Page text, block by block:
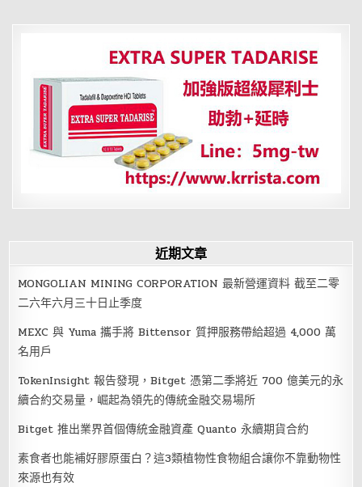
平
濃
縮
散
近期文章
MONGOLIAN MINING CORPORATION 最新營運資料 截至二零
二六年六月三十日止季度
MEXC 與 Yuma 攜手將 Bittensor 質押服務帶給超過 4,000 萬
名用戶
TokenInsight 報告發現，Bitget 憑第二季將近 700 億美元的永
續合約交易量，崛起為領先的傳統金融交易場所
Bitget 推出業界首個傳統金融資產 Quanto 永續期貨合約
素食者也能補好膠原蛋白？這3類植物性食物組合讓你不靠動物性
來源也有效